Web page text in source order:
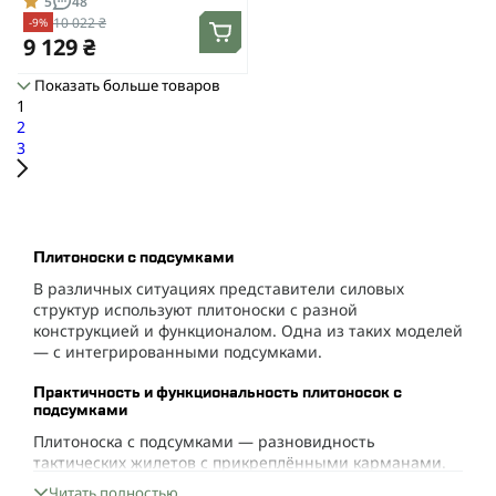
подсумков) с системой
быстрого сброса. Molle.
Цвет Койот.
-9% 10 022 ₴
9 129 ₴
Показать больше товаров
1
2
3
Плитоноски с подсумками
В различных ситуациях представители силовых
структур используют плитоноски с разной
конструкцией и функционалом. Одна из таких моделей
— с интегрированными подсумками.
Практичность и функциональность плитоносок с
подсумками
Плитоноска с подсумками — разновидность
тактических жилетов с прикреплёнными карманами.
Эта деталь расширяет функциональные возможности